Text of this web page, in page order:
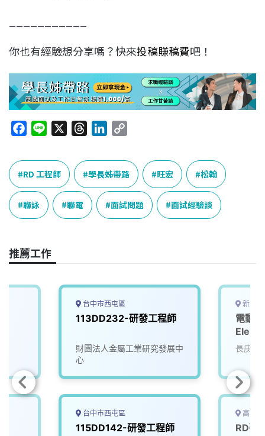
你也有經驗想分享嗎？快來投稿賺稿費吧！
c
e
b
o
o
n
e
r
e
a
d
s
n
k
e
d
I
p
y
L
i
n
RD 工程師 學長姊帶路 旺宏 松翰
聯詠 聯電 面試問題 面試經驗談
推薦工作
台中市西屯區
113DD232-研發工程師
財團法人金屬工業研究發展中
心
台中市西屯區
115DD142-研發工程師
新北
電動
RD
長庚國
高雄
RD研